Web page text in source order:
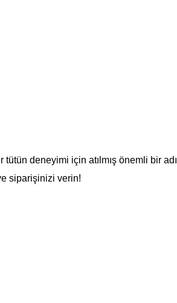
deneyimi için atılmış önemli bir adı
siparişinizi verin!